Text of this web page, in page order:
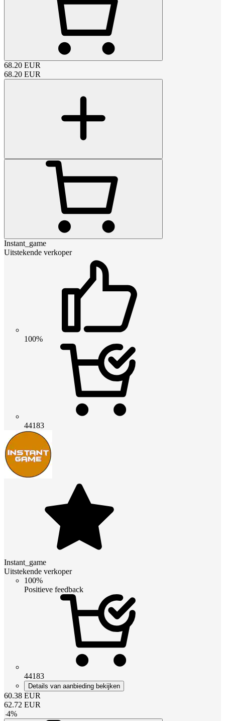
68.20 EUR
68.20 EUR
Instant_game
Uitstekende verkoper
100%
44183
Instant_game
Uitstekende verkoper
100%
Positieve feedback
44183
Details van aanbieding bekijken
60.38 EUR
62.72 EUR
-4%